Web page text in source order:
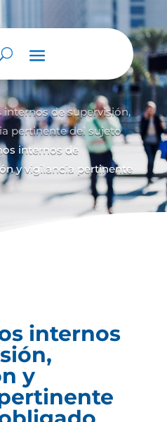
internos de supervisión,
pertinente del sujeto
internos de
y vigilancia pertinente
internos
y